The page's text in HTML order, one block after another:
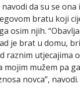
da su se ona
bratu koji
osim njih.
je brat u domu,
raznim utjecajima
mužem pa
novca”, navodi.